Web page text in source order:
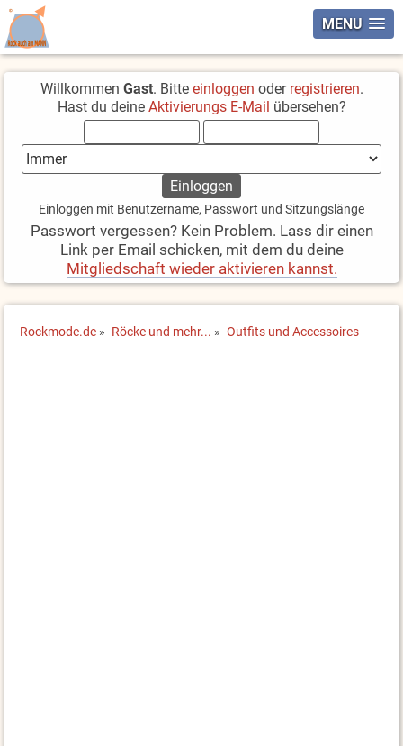
MENU
Willkommen Gast. Bitte einloggen oder registrieren.
Hast du deine Aktivierungs E-Mail übersehen?
Einloggen mit Benutzername, Passwort und Sitzungslänge
Passwort vergessen? Kein Problem. Lass dir einen
Link per Email schicken, mit dem du deine
Mitgliedschaft wieder aktivieren kannst.
Rockmode.de » Röcke und mehr... » Outfits und Accessoires